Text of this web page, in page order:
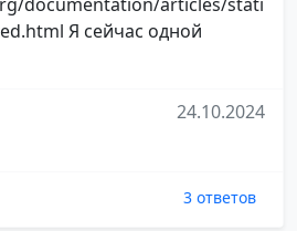
Я сейчас одной
24.10.2024
3 ответов